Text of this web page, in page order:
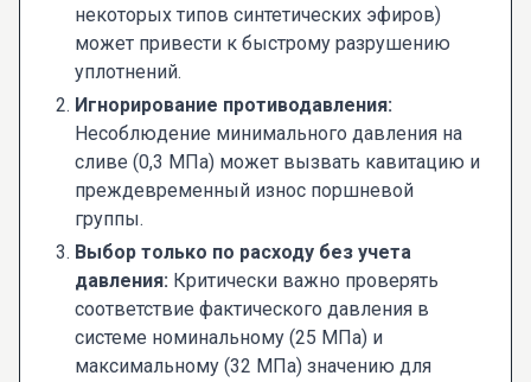
некоторых типов синтетических эфиров)
может привести к быстрому разрушению
уплотнений.
Игнорирование противодавления:
Несоблюдение минимального давления на
сливе (0,3 МПа) может вызвать кавитацию и
преждевременный износ поршневой
группы.
Выбор только по расходу без учета
давления: Критически важно проверять
соответствие фактического давления в
системе номинальному (25 МПа) и
максимальному (32 МПа) значению для